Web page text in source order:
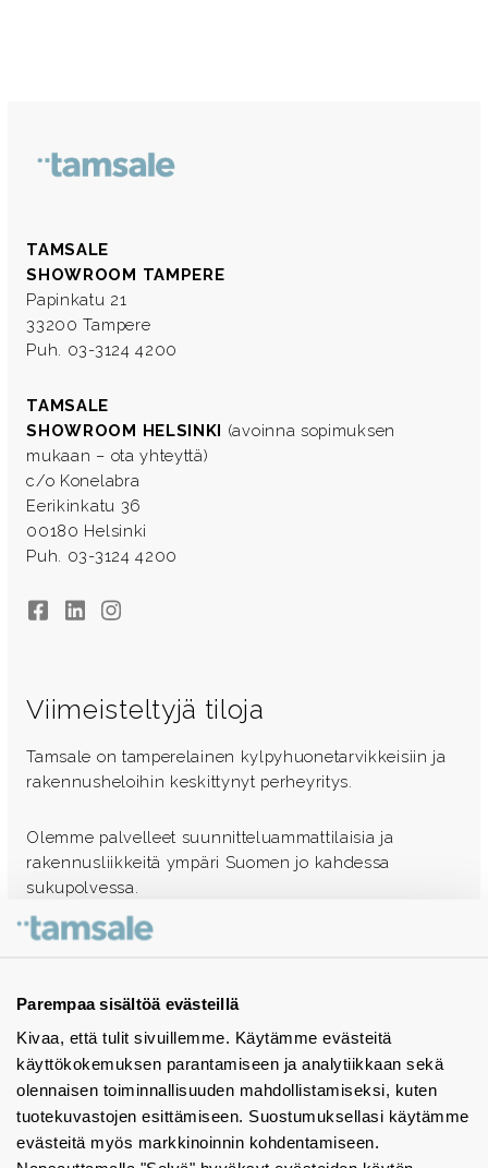
Parempaa sisältöä evästeillä
Kivaa, että tulit sivuillemme. Käytämme evästeitä
käyttökokemuksen parantamiseen ja analytiikkaan sekä
olennaisen toiminnallisuuden mahdollistamiseksi, kuten
tuotekuvastojen esittämiseen. Suostumuksellasi käytämme
evästeitä myös markkinoinnin kohdentamiseen.
TAMSALE
SHOWROOM TAMPERE
Papinkatu 21
33200 Tampere
Puh. 03-3124 4200
TAMSALE
SHOWROOM HELSINKI (avoinna sopimuksen
mukaan – ota yhteyttä)
c/o Konelabra
Eerikinkatu 36
00180 Helsinki
Puh. 03-3124 4200
FacebookLinkedInInstagram
Viimeisteltyjä tiloja
Tamsale on tamperelainen kylpyhuonetarvikkeisiin ja
rakennusheloihin keskittynyt perheyritys.
Olemme palvelleet suunnitteluammattilaisia ja
rakennusliikkeitä ympäri Suomen jo kahdessa
sukupolvessa.
Ota yhteyttä - autamme mielellämme
Tuotekuvastot
Instagram
BIM-objektit
Yhteystiedot